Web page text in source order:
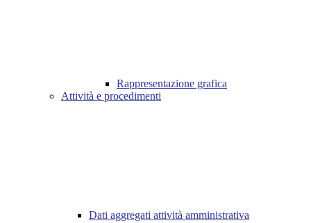
Rappresentazione grafica
Attività e procedimenti
Dati aggregati attività amministrativa